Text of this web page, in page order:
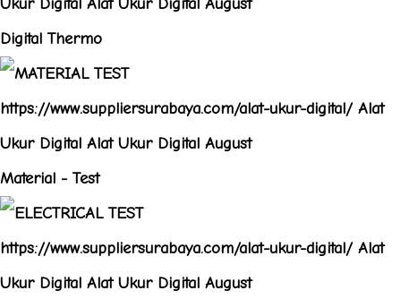
Digital Thermo
Material - Test